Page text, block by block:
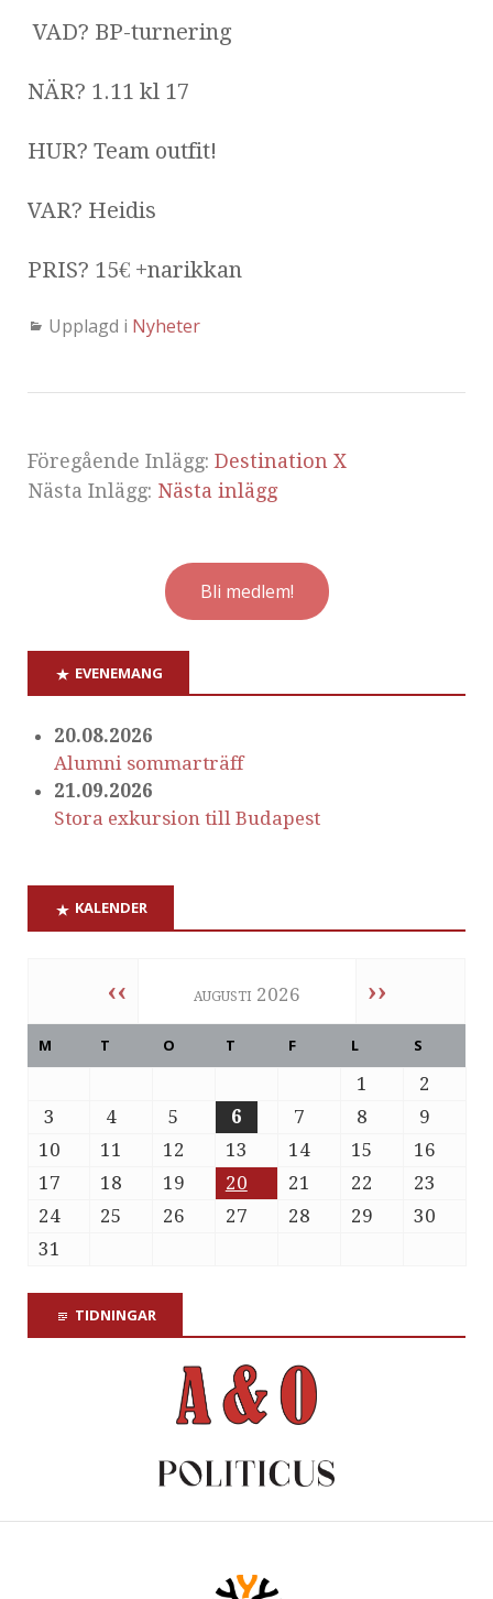
VAD? BP-turnering
NÄR? 1.11 kl 17
HUR? Team outfit!
VAR? Heidis
PRIS? 15€ +narikkan
Upplagd i Nyheter
Föregående Inlägg: Destination X
Nästa Inlägg: Nästa inlägg
Bli medlem!
EVENEMANG
20.08.2026
Alumni sommarträff
21.09.2026
Stora exkursion till Budapest
KALENDER
‹‹ augusti 2026 ››
M T O T F L S
1
2
3
4 5 6 7 8
9
10
11 12 13 14 15
16
17
18 19 20 21 22
23
24
25 26 27 28 29
30
31
TIDNINGAR